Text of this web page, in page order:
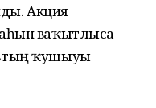
Акция
ваҡытлыса
ҡушыуы